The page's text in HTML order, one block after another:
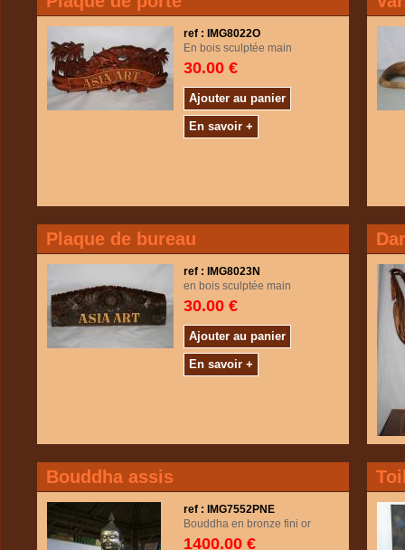
ref : IMG8022O
En bois sculptée main
30.00 €
Ajouter au panier
En savoir +
Plaque de bureau
ref : IMG8023N
en bois sculptée main
30.00 €
Ajouter au panier
En savoir +
Bouddha assis
ref : IMG7552PNE
Bouddha en bronze fini or
1400.00 €